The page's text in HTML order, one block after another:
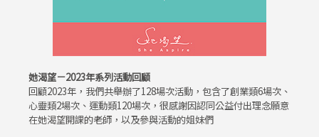
她渴望－2023年系列活動回顧
回顧2023年，我們共舉辦了128場次活動，包含了創業類6場次、
心靈類2場次、運動類120場次，很感謝因認同公益付出理念願意
在她渴望開課的老師，以及參與活動的姐妹們